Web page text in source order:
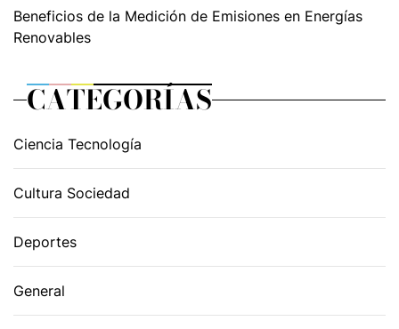
Beneficios de la Medición de Emisiones en Energías
Renovables
CATEGORÍAS
Ciencia Tecnología
Cultura Sociedad
Deportes
General